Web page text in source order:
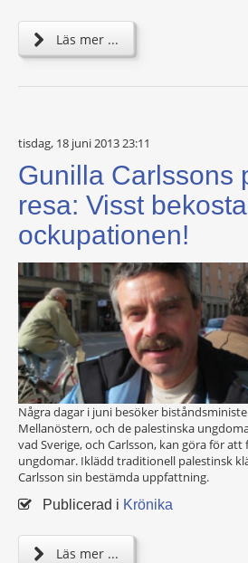
Läs mer ...
tisdag, 18 juni 2013 23:11
Gunilla Carlssons
resa: Visst
ockupationen!
Några dagar i juni besöker
Mellanöstern, och de palestinska
vad Sverige, och Carlsson, kan göra för
ungdomar. Iklädd traditionell palestinsk
Carlsson sin bestämda uppfattning.
Publicerad i Krönika
Läs mer ...